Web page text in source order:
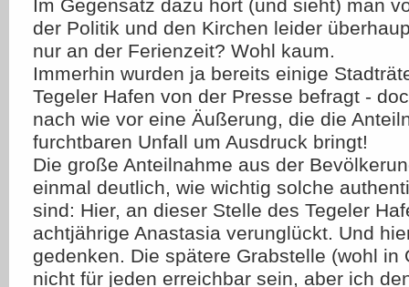
Im Gegensatz dazu hört (und sieht) man
der Politik und den Kirchen leider
nur an der Ferienzeit? Wohl kaum.
Immerhin wurden ja bereits einige
Tegeler Hafen von der Presse befragt -
nach wie vor eine Äußerung, die die
furchtbaren Unfall um Ausdruck bringt!
Die große Anteilnahme aus der
einmal deutlich, wie wichtig solche
sind: Hier, an dieser Stelle des Tegeler
achtjährige Anastasia verunglückt. Und
gedenken. Die spätere Grabstelle (wohl in
nicht für jeden erreichbar sein, aber ich